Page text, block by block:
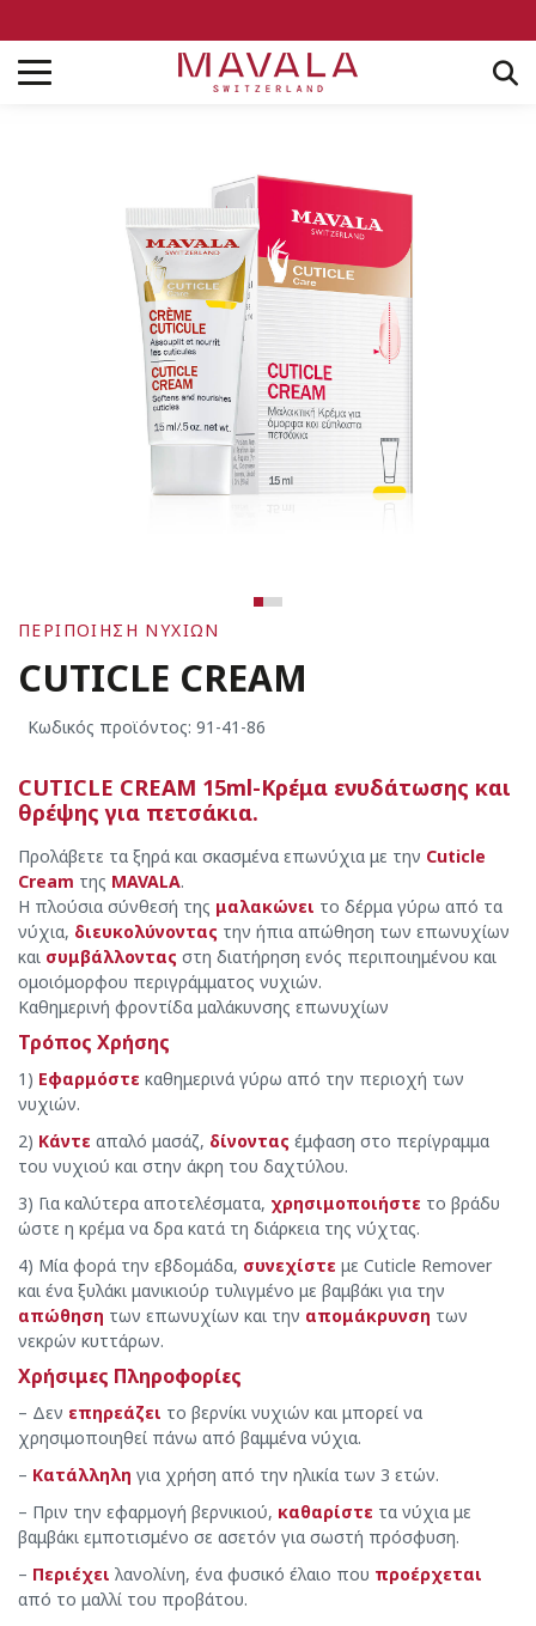
ΠΕΡΙΠΟΙΗΣΗ NΥΧΙΩΝ
CUTICLE CREAM
Κωδικός προϊόντος: 91-41-86
CUTICLE CREAM 15ml-Κρέμα ενυδάτωσης και
θρέψης για πετσάκια.
Προλάβετε τα ξηρά και σκασμένα επωνύχια με την Cuticle
Cream της MAVALA.
Η πλούσια σύνθεσή της μαλακώνει το δέρμα γύρω από τα
νύχια, διευκολύνοντας την ήπια απώθηση των επωνυχίων
και συμβάλλοντας στη διατήρηση ενός περιποιημένου και
ομοιόμορφου περιγράμματος νυχιών.
Καθημερινή φροντίδα μαλάκυνσης επωνυχίων
Τρόπος Χρήσης
1) Εφαρμόστε καθημερινά γύρω από την περιοχή των
νυχιών.
2) Κάντε απαλό μασάζ, δίνοντας έμφαση στο περίγραμμα
του νυχιού και στην άκρη του δαχτύλου.
3) Για καλύτερα αποτελέσματα, χρησιμοποιήστε το βράδυ
ώστε η κρέμα να δρα κατά τη διάρκεια της νύχτας.
4) Μία φορά την εβδομάδα, συνεχίστε με Cuticle Remover
και ένα ξυλάκι μανικιούρ τυλιγμένο με βαμβάκι για την
απώθηση των επωνυχίων και την απομάκρυνση των
νεκρών κυττάρων.
Χρήσιμες Πληροφορίες
– Δεν επηρεάζει το βερνίκι νυχιών και μπορεί να
χρησιμοποιηθεί πάνω από βαμμένα νύχια.
– Κατάλληλη για χρήση από την ηλικία των 3 ετών.
– Πριν την εφαρμογή βερνικιού, καθαρίστε τα νύχια με
βαμβάκι εμποτισμένο σε ασετόν για σωστή πρόσφυση.
– Περιέχει λανολίνη, ένα φυσικό έλαιο που προέρχεται
από το μαλλί του προβάτου.